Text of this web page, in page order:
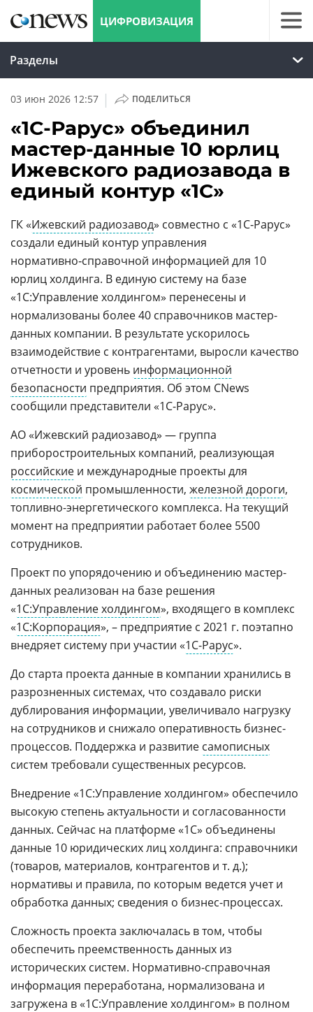
ЦИФРОВИЗАЦИЯ
Разделы
03 июн 2026 12:57 | ПОДЕЛИТЬСЯ
«1С-Рарус» объединил
мастер-данные 10 юрлиц
Ижевского радиозавода в
единый контур «1С»
ГК «Ижевский радиозавод» совместно с «1С‑Рарус»
создали единый контур управления
нормативно‑справочной информацией для 10
юрлиц холдинга. В единую систему на базе
«1С:Управление холдингом» перенесены и
нормализованы более 40 справочников мастер-
данных компании. В результате ускорилось
взаимодействие с контрагентами, выросли качество
отчетности и уровень информационной
безопасности предприятия. Об этом CNews
сообщили представители «1С-Рарус».
АО «Ижевский радиозавод» — группа
приборостроительных компаний, реализующая
российские и международные проекты для
космической промышленности, железной дороги,
топливно-энергетического комплекса. На текущий
момент на предприятии работает более 5500
сотрудников.
Проект по упорядочению и объединению мастер-
данных реализован на базе решения
«1С:Управление холдингом», входящего в комплекс
«1С:Корпорация», – предприятие с 2021 г. поэтапно
внедряет систему при участии «1С-Рарус».
До старта проекта данные в компании хранились в
разрозненных системах, что создавало риски
дублирования информации, увеличивало нагрузку
на сотрудников и снижало оперативность бизнес-
процессов. Поддержка и развитие самописных
систем требовали существенных ресурсов.
Внедрение «1С:Управление холдингом» обеспечило
высокую степень актуальности и согласованности
данных. Сейчас на платформе «1С» объединены
данные 10 юридических лиц холдинга: справочники
(товаров, материалов, контрагентов и т. д.);
нормативы и правила, по которым ведется учет и
обработка данных; сведения о бизнес-процессах.
Сложность проекта заключалась в том, чтобы
обеспечить преемственность данных из
исторических систем. Нормативно-справочная
информация переработана, нормализована и
загружена в «1С:Управление холдингом» в полном